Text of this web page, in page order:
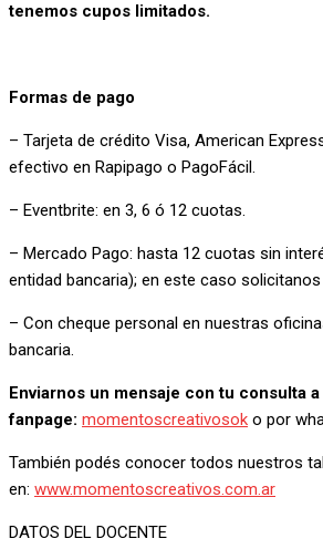
tenemos cupos limitados.
Formas de pago
– Tarjeta de crédito Visa, American
efectivo en Rapipago o PagoFácil.
– Eventbrite: en 3, 6 ó 12 cuotas.
– Mercado Pago: hasta 12 cuotas sin
entidad bancaria); en este caso
– Con cheque personal en nuestras
bancaria.
Enviarnos un mensaje con tu consulta
fanpage: momentoscreativosok o por
También podés conocer todos nuestros
en: www.momentoscreativos.com.ar
DATOS DEL DOCENTE